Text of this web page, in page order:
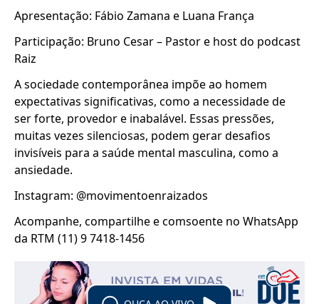
Apresentação: Fábio Zamana e Luana França
Participação: Bruno Cesar – Pastor e host do podcast
Raiz
A sociedade contemporânea impõe ao homem
expectativas significativas, como a necessidade de
ser forte, provedor e inabalável. Essas pressões,
muitas vezes silenciosas, podem gerar desafios
invisíveis para a saúde mental masculina, como a
ansiedade.
Instagram: @movimentoenraizados
Acompanhe, compartilhe e comsoente no WhatsApp
da RTM (11) 9 7418-1456